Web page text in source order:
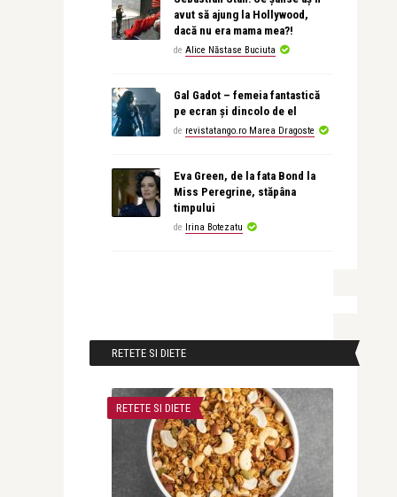
avut să ajung la Hollywood,
dacă nu era mama mea?!
de Alice Năstase Buciuta
Gal Gadot – femeia fantastică
pe ecran și dincolo de el
de revistatango.ro Marea Dragoste
Eva Green, de la fata Bond la
Miss Peregrine, stăpâna
timpului
de Irina Botezatu
RETETE SI DIETE
RETETE SI DIETE